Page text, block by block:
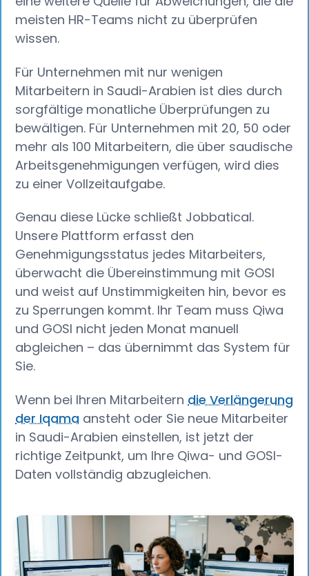
meisten HR-Teams nicht zu überprüfen
wissen.
Für Unternehmen mit nur wenigen
Mitarbeitern in Saudi-Arabien ist dies durch
sorgfältige monatliche Überprüfungen zu
bewältigen. Für Unternehmen mit 20, 50 oder
mehr als 100 Mitarbeitern, die über saudische
Arbeitsgenehmigungen verfügen, wird dies
zu einer Vollzeitaufgabe.
Genau diese Lücke schließt Jobbatical.
Unsere Plattform erfasst den
Genehmigungsstatus jedes Mitarbeiters,
überwacht die Übereinstimmung mit GOSI
und weist auf Unstimmigkeiten hin, bevor es
zu Sperrungen kommt. Ihr Team muss Qiwa
und GOSI nicht jeden Monat manuell
abgleichen – das übernimmt das System für
Sie.
Wenn bei Ihren Mitarbeiterndie Verlängerung
der Iqama ansteht oder Sie neue Mitarbeiter
in Saudi-Arabien einstellen, ist jetzt der
richtige Zeitpunkt, um Ihre Qiwa- und GOSI-
Daten vollständig abzugleichen.